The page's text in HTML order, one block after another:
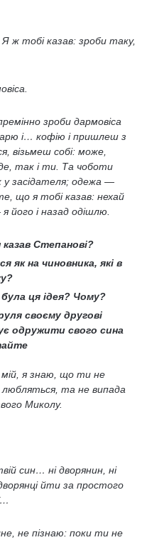
ж тобі казав: зроби таку,
зроби дармовіса
і… кофію і пришлеш з
собі: може,
так і ти. Та чоботи
у засідателя; одежа —
що я тобі казав: нехай
його і назад одішлю.
Степанові?
як на чиновника, які в
ця ідея? Чому?
своєму другові
одружити свого сина
я знаю, що ти не
любляться, та не випада
Миколу.
син… ні дворянин, ні
йти за простого
не пізнаю: поки ти не